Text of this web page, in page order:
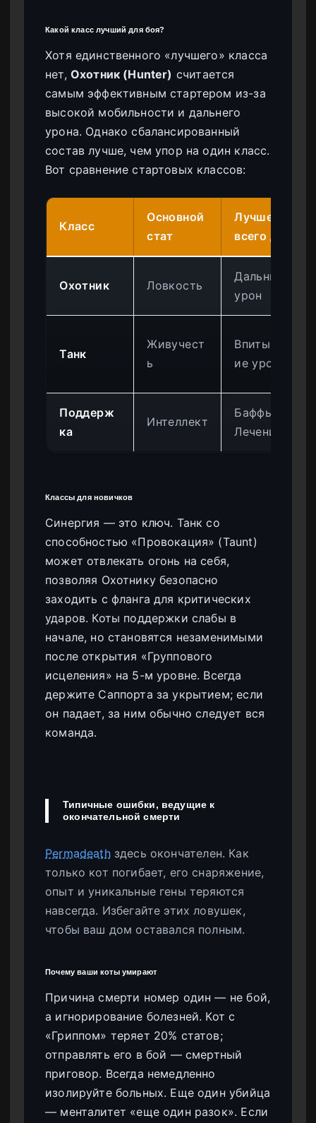
Какой класс лучший для боя?
Хотя единственного «лучшего» класса
нет, Охотник (Hunter) считается
самым эффективным стартером из-за
высокой мобильности и дальнего
урона. Однако сбалансированный
состав лучше, чем упор на один класс.
Вот сравнение стартовых классов:
Класс
Основной
стат
Лучше
всего для
Охотник Ловкость
Дальний
урон
Танк
Живучест
ь
Впитыван
ие урона
Поддерж
ка
Интеллект
Баффы/
Лечение
Классы для новичков
Синергия — это ключ. Танк со
способностью «Провокация» (Taunt)
может отвлекать огонь на себя,
позволяя Охотнику безопасно
заходить с фланга для критических
ударов. Коты поддержки слабы в
начале, но становятся незаменимыми
после открытия «Группового
исцеления» на 5-м уровне. Всегда
держите Саппорта за укрытием; если
он падает, за ним обычно следует вся
команда.
Типичные ошибки, ведущие к
окончательной смерти
Permadeathздесь окончателен. Как
только кот погибает, его снаряжение,
опыт и уникальные гены теряются
навсегда. Избегайте этих ловушек,
чтобы ваш дом оставался полным.
Почему ваши коты умирают
Причина смерти номер один — не бой,
а игнорирование болезней. Кот с
«Гриппом» теряет 20% статов;
отправлять его в бой — смертный
приговор. Всегда немедленно
изолируйте больных. Еще один убийца
— менталитет «еще один разок». Если